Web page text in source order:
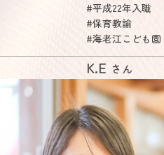
#平成22年入職
#保育教諭
#海老江こども園
K.E さん